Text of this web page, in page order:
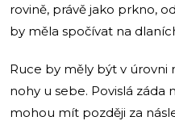
rovině, právě jako prkno,
by měla spočívat na
Ruce by měly být v úrovni
nohy u sebe. Povislá záda
mohou mít později za